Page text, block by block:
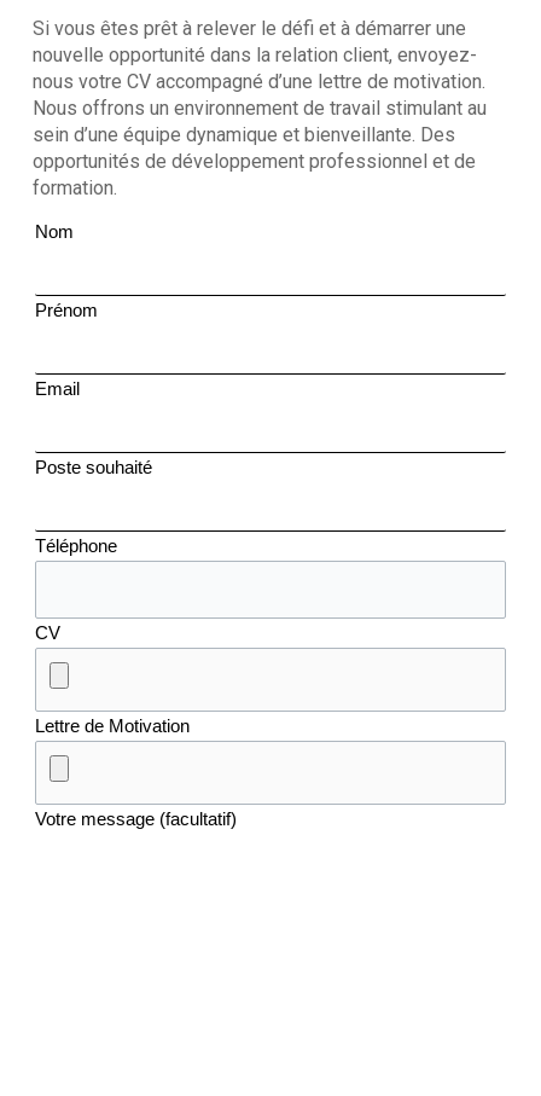
Si vous êtes prêt à relever le défi et à démarrer une
nouvelle opportunité dans la relation client, envoyez-
nous votre CV accompagné d’une lettre de motivation.
Nous offrons un environnement de travail stimulant au
sein d’une équipe dynamique et bienveillante. Des
opportunités de développement professionnel et de
formation.
Nom
Prénom
Email
Poste souhaité
Téléphone
CV
Lettre de Motivation
Votre message (facultatif)